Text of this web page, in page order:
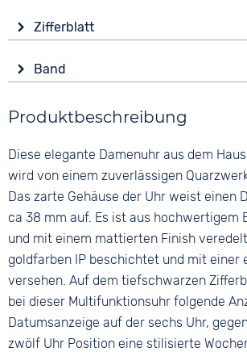
Funktionen
Datumsanzeige
Wasserdicht
Mineralglas
Form
Rund
Material
Farbe
Bicolor
Zifferblatt
Ana-Digital
Schwarz
Ziffern
Römisch
Band
Bicolor
Material
Bandschließe
Faltschließe
Produktbeschreibung
Diese elegante Damenuhr aus dem
wird von einem zuverlässigen
Das zarte Gehäuse der Uhr weist einen
ca 38 mm auf. Es ist aus hochwertigem
und mit einem mattierten Finish
goldfarben IP beschichtet und mit einer
versehen. Auf dem tiefschwarzen
bei dieser Multifunktionsuhr folgende
Datumsanzeige auf der sechs Uhr,
zwölf Uhr Position eine stilisierte